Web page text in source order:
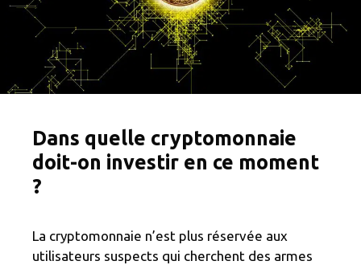
Dans quelle cryptomonnaie
doit-on investir en ce moment
?
La cryptomonnaie n’est plus réservée aux
utilisateurs suspects qui cherchent des armes